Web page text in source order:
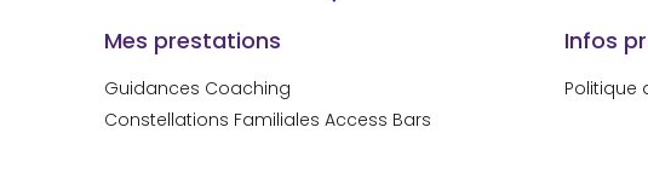
Mes prestations
Guidances Coaching
Constellations Familiales Access Bars
Infos
Politique